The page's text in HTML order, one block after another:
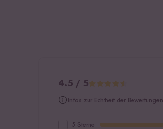
4.5 / 5
Infos zur Echtheit der Bewertungen
5 Sterne